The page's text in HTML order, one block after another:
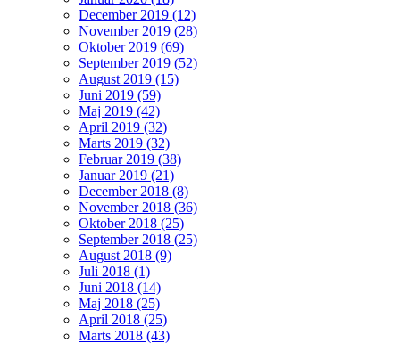
December 2019 (12)
November 2019 (28)
Oktober 2019 (69)
September 2019 (52)
August 2019 (15)
Juni 2019 (59)
Maj 2019 (42)
April 2019 (32)
Marts 2019 (32)
Februar 2019 (38)
Januar 2019 (21)
December 2018 (8)
November 2018 (36)
Oktober 2018 (25)
September 2018 (25)
August 2018 (9)
Juli 2018 (1)
Juni 2018 (14)
Maj 2018 (25)
April 2018 (25)
Marts 2018 (43)